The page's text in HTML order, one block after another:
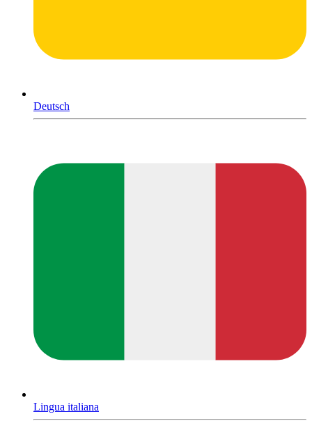
Deutsch
Lingua italiana